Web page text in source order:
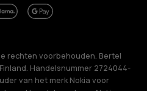
rechten voorbehouden. Bertel
Handelsnummer 2724044-
van het merk Nokia voor